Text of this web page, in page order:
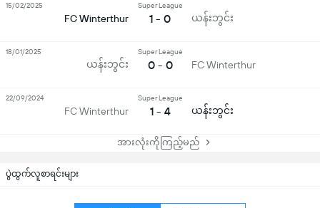
ပွဲထွက်လူစာရင်းများ
FC Winterthur
Super League
1 - 0 ယန်းဘွင်း
15/02/2025
ယန်းဘွင်း
Super League
0 - 0 FC Winterthur
18/01/2025
FC Winterthur
Super League
1 - 4 ယန်းဘွင်း
22/09/2024
အားလုံးကိုကြည့်မည်